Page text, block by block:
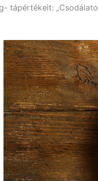
tápértékeit: